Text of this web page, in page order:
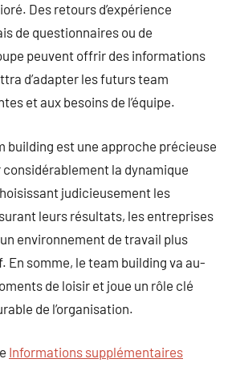
Des retours d’expérience
de questionnaires ou de
peuvent offrir des informations
d’adapter les futurs team
et aux besoins de l’équipe.
building est une approche précieuse
la dynamique
judicieusement les
leurs résultats, les entreprises
environnement de travail plus
En somme, le team building va au-
de loisir et joue un rôle clé
de l’organisation.
Informations supplémentaires